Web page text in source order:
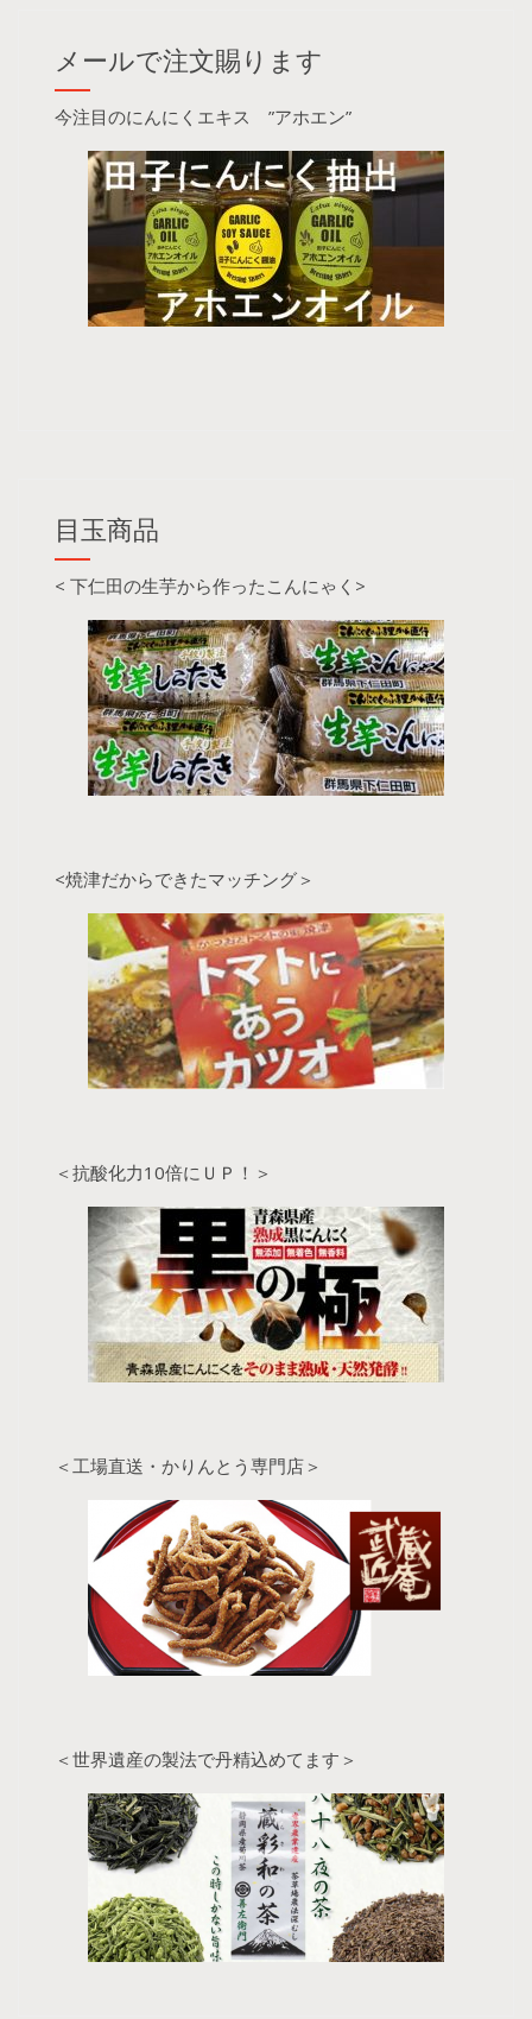
メールで注文賜ります
今注目のにんにくエキス ”アホエン”
目玉商品
< 下仁田の生芋から作ったこんにゃく>
<焼津だからできたマッチング＞
＜抗酸化力10倍にＵＰ！＞
＜工場直送・かりんとう専門店＞
＜世界遺産の製法で丹精込めてます＞